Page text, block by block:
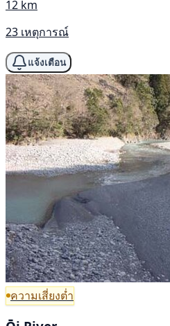
12 km
23 เหตุการณ์
แจ้งเตือน
ความเสี่ยงต่ำ